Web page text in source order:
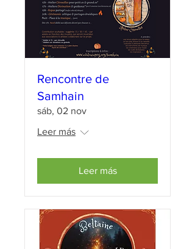
Rencontre de
Samhain
sáb, 02 nov
Leer más
Leer más